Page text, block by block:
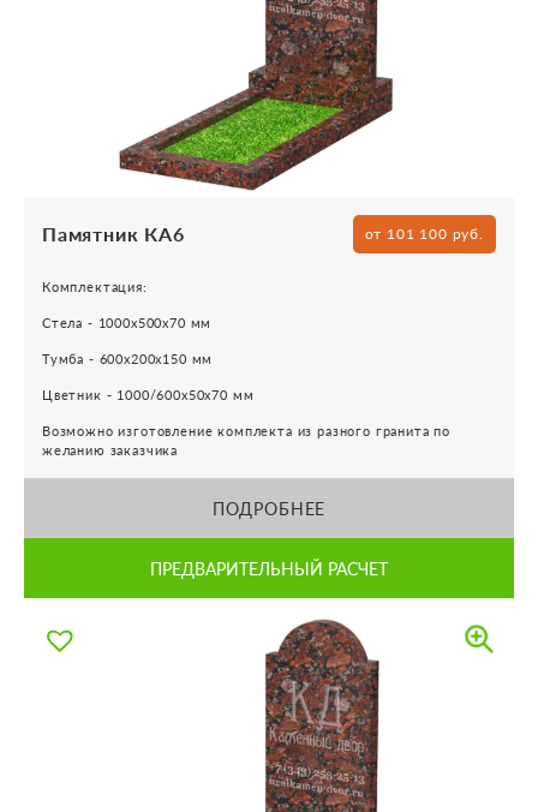
Памятник КА6 от 101 100 руб.
Комплектация:
Стела - 1000х500х70 мм
Тумба - 600х200х150 мм
Цветник - 1000/600х50х70 мм
Возможно изготовление комплекта из разного гранита по
желанию заказчика
ПОДРОБНЕЕ
ПРЕДВАРИТЕЛЬНЫЙ РАСЧЕТ